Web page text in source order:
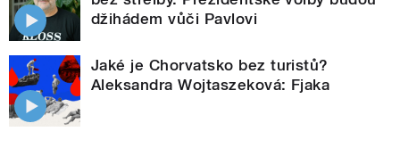
džihádem vůči Pavlovi
Jaké je Chorvatsko bez turistů?
Aleksandra Wojtaszeková: Fjaka